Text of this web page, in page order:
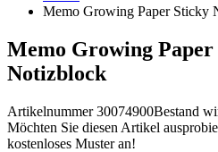
Memo Growing Paper Sticky
Memo Growing Paper
Notizblock
Artikelnummer 30074900Bestand
Möchten Sie diesen Artikel
kostenloses Muster an!